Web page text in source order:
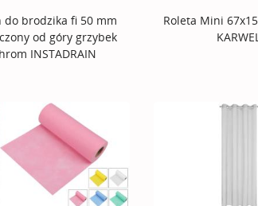
do brodzika fi 50 mm
od góry grzybek
INSTADRAIN
Roleta Mini